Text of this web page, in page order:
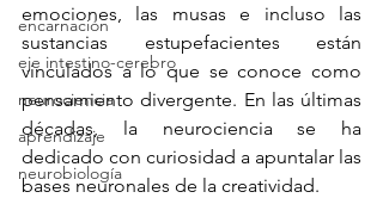
encarnación
eje intestino-cerebro
neurociencia
aprendizaje
neurobiología
emociones, las musas e incluso las
sustancias estupefacientes están
vinculados a lo que se conoce como
pensamiento divergente. En las últimas
décadas, la neurociencia se ha
dedicado con curiosidad a apuntalar las
bases neuronales de la creatividad.